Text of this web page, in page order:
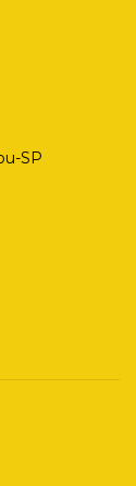
SP